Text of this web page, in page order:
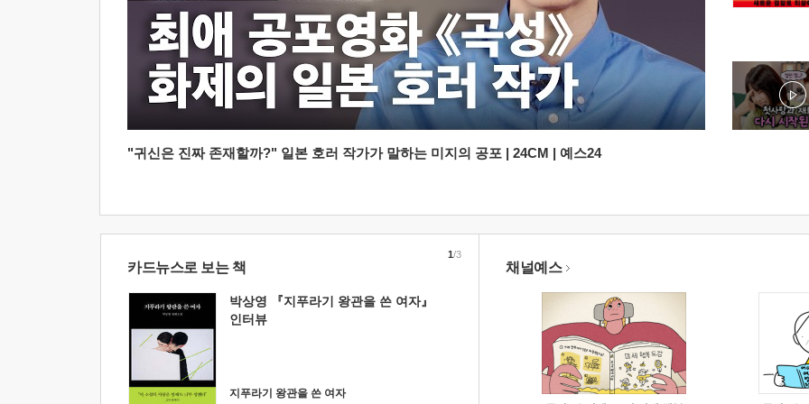
"귀신은 진짜 존재할까?" 일본 호러 작가가 말하는 미지의 공포 | 24CM | 예스24
카드뉴스로 보는 책
박상영 『지푸라기 왕관을 쓴 여자』
인터뷰
지푸라기 왕관을 쓴 여자
1/3
채널예스